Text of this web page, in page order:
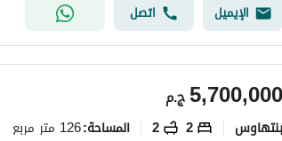
الإيميل اتصل
ج.م5,700,000
بنتهاوس 2
2 المساحة:126 متر مربع